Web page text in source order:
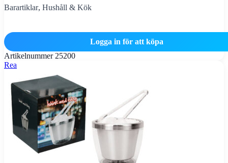
Barartiklar, Hushåll & Kök
Logga in för att köpa
Artikelnummer 25200
Rea